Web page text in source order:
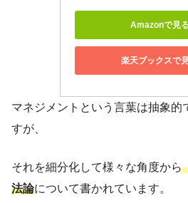
Amazonで見る
楽天ブックスで
マネジメントという言葉は抽象的
すが、
それを細分化して様々な角度から
法論について書かれています。